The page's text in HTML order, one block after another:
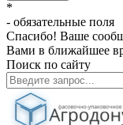
*
- обязательные поля
Спасибо! Ваше
Вами в ближайшее
Поиск по сайту